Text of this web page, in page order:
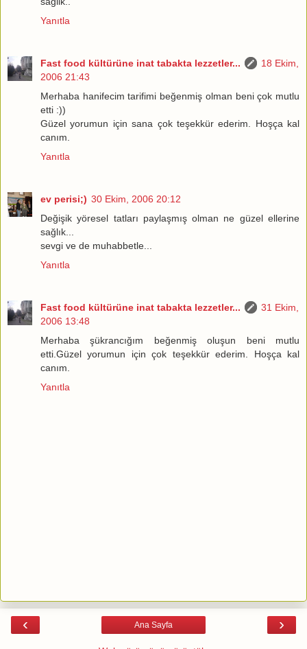
Yanıtla
Fast food kültürüne inat tabakta lezzetler...
18 Ekim,
2006 21:43
Merhaba hanifecim tarifimi beğenmiş olman beni çok mutlu
etti :))
Güzel yorumun için sana çok teşekkür ederim. Hoşça kal
canım.
Yanıtla
ev perisi;) 30 Ekim, 2006 20:12
Değişik yöresel tatları paylaşmış olman ne güzel ellerine
sağlık...
sevgi ve de muhabbetle...
Yanıtla
Fast food kültürüne inat tabakta lezzetler...
31 Ekim,
2006 13:48
Merhaba şükrancığım beğenmiş oluşun beni mutlu
etti.Güzel yorumun için çok teşekkür ederim. Hoşça kal
canım.
Yanıtla
‹ ›
Ana Sayfa